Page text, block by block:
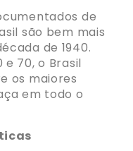
de
são bem mais
de 1940.
70, o Brasil
os maiores
em todo o